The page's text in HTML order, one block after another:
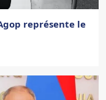
représente le